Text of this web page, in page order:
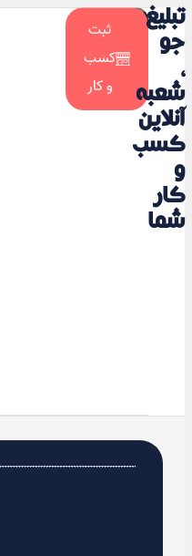
تبلیغ
جو
،
شعبه
آنلاین
کسب
و
کار
شما
ثبت
کسب
و کار